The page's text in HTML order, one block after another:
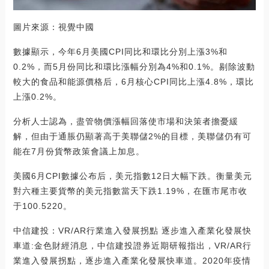
圖片來源：視覺中國
數據顯示，今年6月美國CPI同比和環比分別上漲3%和
0.2%，而5月份同比和環比漲幅分別為4%和0.1%。剔除波動
較大的食品和能源價格后，6月核心CPI同比上漲4.8%，環比
上漲0.2%。
分析人士認為，盡管物價漲幅回落使市場和決策者擔憂緩
解，但由于通脹仍顯著高于美聯儲2%的目標，美聯儲仍有可
能在7月份貨幣政策會議上加息。
美國6月CPI數據公布后，美元指數12日大幅下跌。衡量美元
對六種主要貨幣的美元指數當天下跌1.19%，在匯市尾市收
于100.5220。
中信建投：VR/AR行業進入發展拐點 逐步進入產業化發展快
車道:金色財經消息，中信建投證券近期研報指出，VR/AR行
業進入發展拐點，逐步進入產業化發展快車道。2020年疫情